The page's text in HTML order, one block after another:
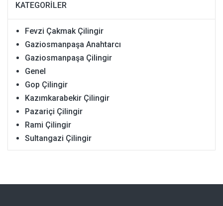
KATEGORILER
Fevzi Çakmak Çilingir
Gaziosmanpaşa Anahtarcı
Gaziosmanpaşa Çilingir
Genel
Gop Çilingir
Kazımkarabekir Çilingir
Pazariçi Çilingir
Rami Çilingir
Sultangazi Çilingir